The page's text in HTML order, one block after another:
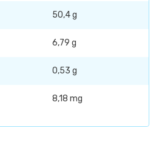
50,4 g
6,79 g
0,53 g
8,18 mg